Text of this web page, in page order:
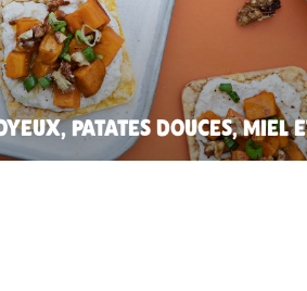
PATATES DOUCES, MIEL